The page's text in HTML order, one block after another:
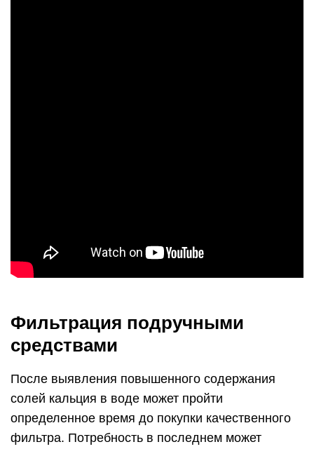
Фильтрация подручными
средствами
После выявления повышенного содержания
солей кальция в воде может пройти
определенное время до покупки качественного
фильтра. Потребность в последнем может